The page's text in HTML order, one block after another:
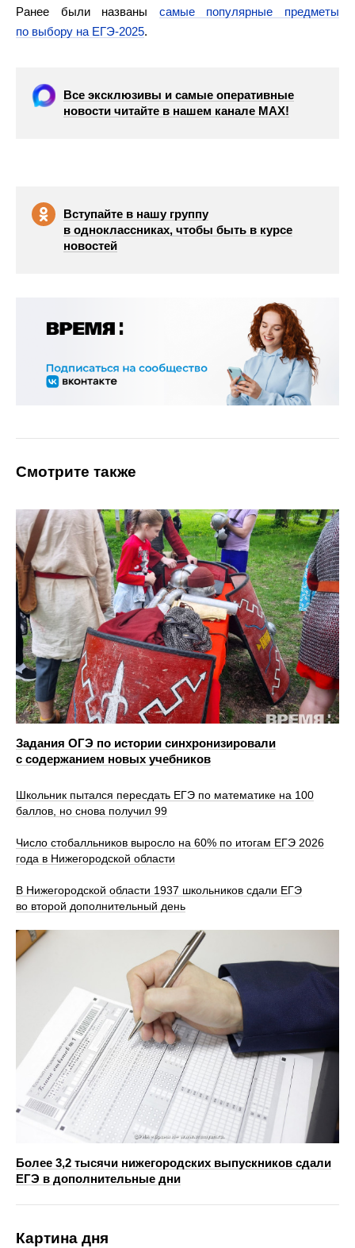
Ранее были названы самые популярные предметы
по выбору на ЕГЭ-2025.
Все эксклюзивы и самые оперативные
новости читайте в нашем канале МАХ!
Вступайте в нашу группу
в одноклассниках, чтобы быть в курсе
новостей
Смотрите также
Задания ОГЭ по истории синхронизировали
с содержанием новых учебников
Школьник пытался пересдать ЕГЭ по математике на 100
баллов, но снова получил 99
Число стобалльников выросло на 60% по итогам ЕГЭ 2026
года в Нижегородской области
В Нижегородской области 1937 школьников сдали ЕГЭ
во второй дополнительный день
Более 3,2 тысячи нижегородских выпускников сдали
ЕГЭ в дополнительные дни
Картина дня